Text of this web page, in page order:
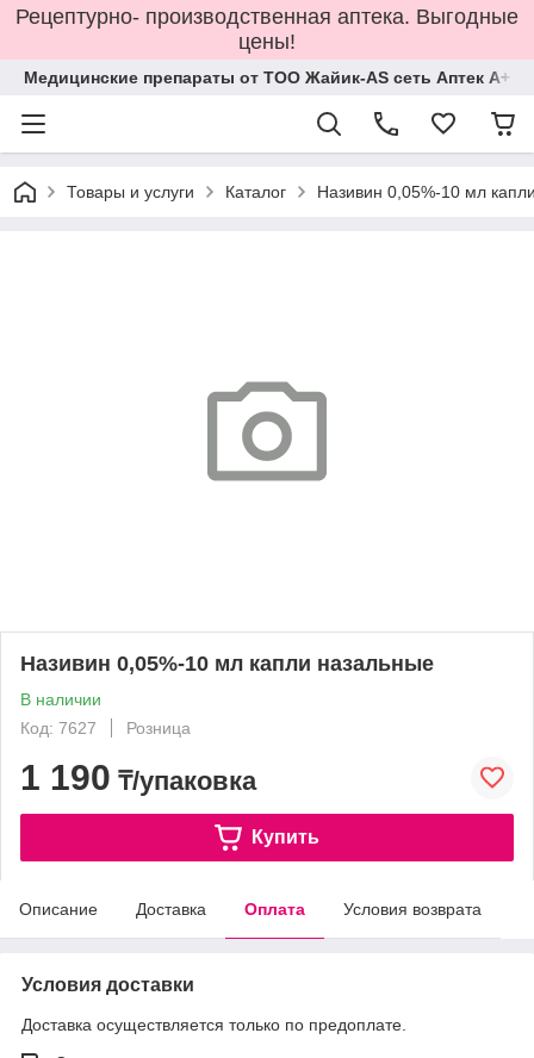
Рецептурно- производственная аптека. Выгодные
цены!
Медицинские препараты от ТОО Жайик-AS сеть Аптек А+
Товары и услуги Каталог Називин 0,05%-10 мл
Називин 0,05%-10 мл капли назальные
В наличии
Код: 7627
Розница
1 190 ₸/упаковка
Купить
Описание Доставка Оплата Условия возврата
Условия доставки
Доставка осуществляется только по предоплате.